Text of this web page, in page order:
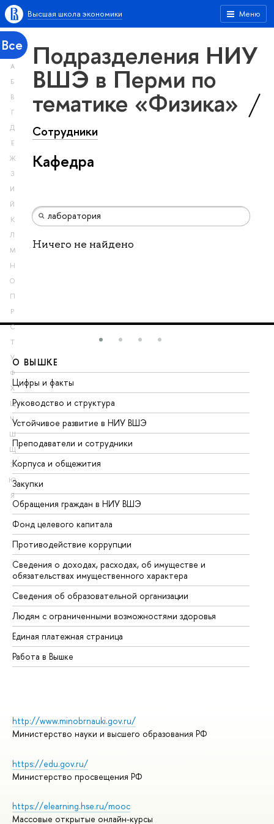
Меню
Высшая школа экономики
Все
А
Б
В
Г
Д
Е
Ж
З
И
Й
К
Л
М
Н
О
П
Р
С
Т
У
Ф
Х
Ц
Ч
Ш
Щ
Э
Ю
Я
Подразделения НИУ
ВШЭ в Перми по
тематике «Физика»
Сотрудники
Кафедра
Ничего не найдено
О ВЫШКЕ
Цифры и факты
Руководство и структура
Устойчивое развитие в НИУ ВШЭ
Преподаватели и сотрудники
Корпуса и общежития
Закупки
Обращения граждан в НИУ ВШЭ
Фонд целевого капитала
Противодействие коррупции
Сведения о доходах, расходах, об имуществе и
обязательствах имущественного характера
Сведения об образовательной организации
Людям с ограниченными возможностями здоровья
Единая платежная страница
Работа в Вышке
http://www.minobrnauki.gov.ru/
Министерство науки и высшего образования РФ
https://edu.gov.ru/
Министерство просвещения РФ
https://elearning.hse.ru/mooc
Массовые открытые онлайн-курсы